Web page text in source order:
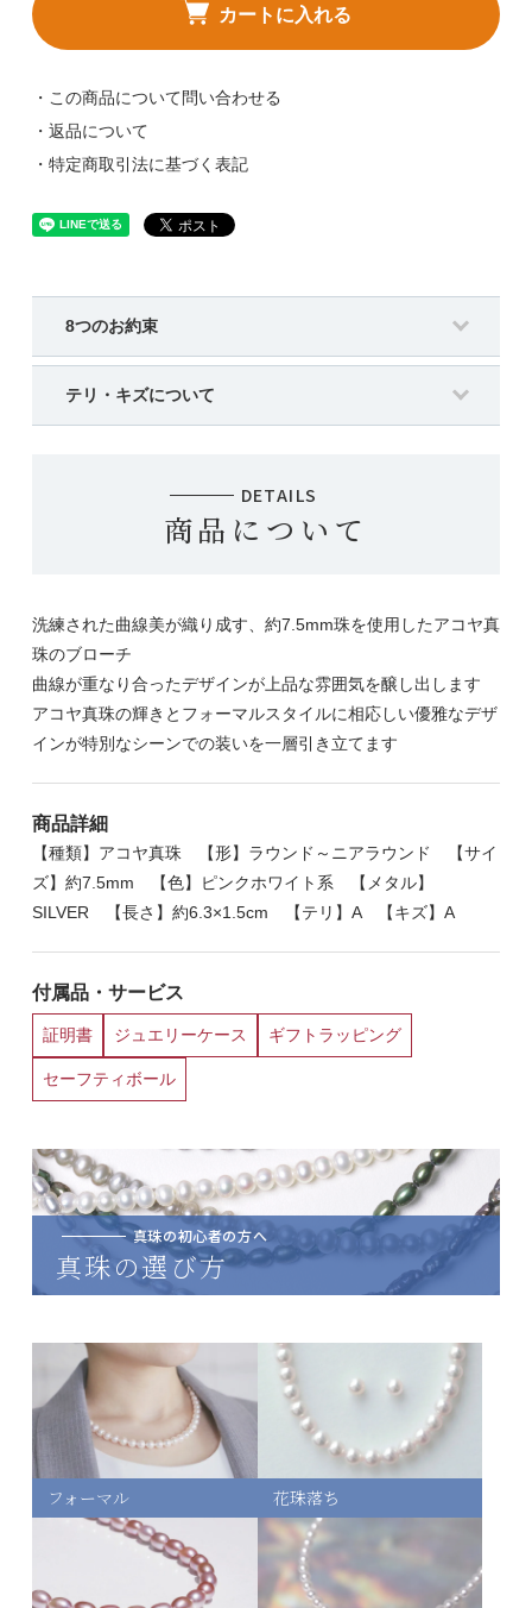
カートに入れる
・この商品について問い合わせる
・返品について
・特定商取引法に基づく表記
8つのお約束
テリ・キズについて
DETAILS
商品について
洗練された曲線美が織り成す、約7.5mm珠を使用したアコヤ真
珠のブローチ
曲線が重なり合ったデザインが上品な雰囲気を醸し出します
アコヤ真珠の輝きとフォーマルスタイルに相応しい優雅なデザ
インが特別なシーンでの装いを一層引き立てます
商品詳細
【種類】アコヤ真珠 【形】ラウンド～ニアラウンド 【サイ
ズ】約7.5mm 【色】ピンクホワイト系 【メタル】
SILVER 【長さ】約6.3×1.5cm 【テリ】A 【キズ】A
付属品・サービス
証明書 ジュエリーケース ギフトラッピング
セーフティボール
真珠の初心者の方へ
真珠の選び方
フォーマル 花珠落ち